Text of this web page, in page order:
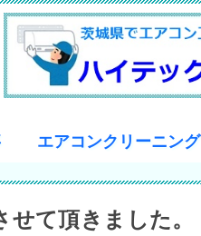
エアコンクリーニング
て頂きました。